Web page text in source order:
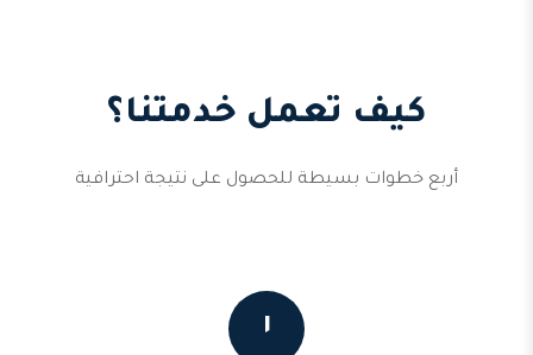
كيف تعمل خدمتنا؟
أربع خطوات بسيطة للحصول على نتيجة احترافية
١